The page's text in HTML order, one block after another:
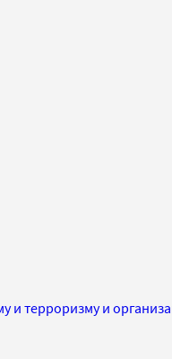
и терроризму и